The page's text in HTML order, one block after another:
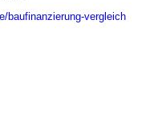
baufinanzierung-vergleich